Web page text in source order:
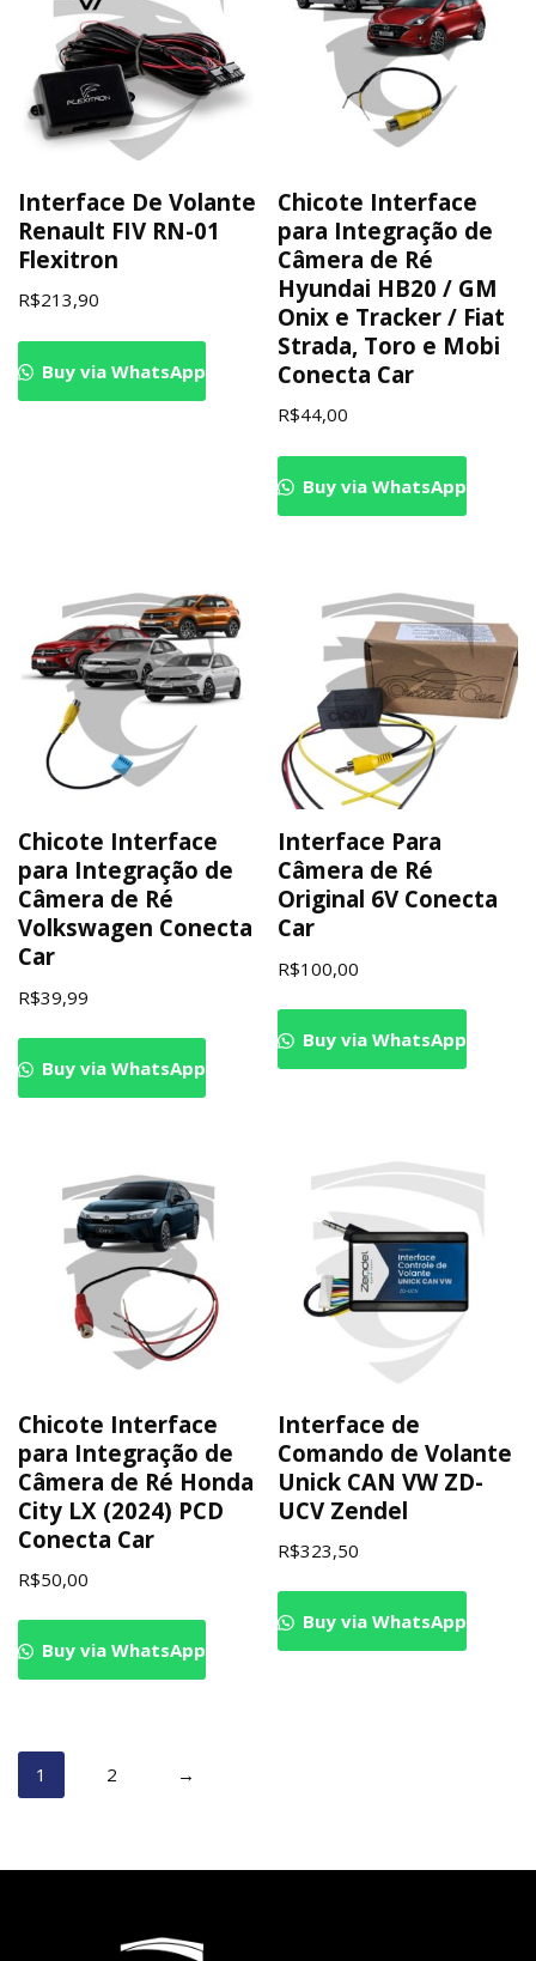
Interface De Volante
Renault FIV RN-01
Flexitron
R$213,90
Buy via WhatsApp
Chicote Interface
para Integração de
Câmera de Ré
Hyundai HB20 / GM
Onix e Tracker / Fiat
Strada, Toro e Mobi
Conecta Car
R$44,00
Buy via WhatsApp
Chicote Interface
para Integração de
Câmera de Ré
Volkswagen Conecta
Car
R$39,99
Buy via WhatsApp
Interface Para
Câmera de Ré
Original 6V Conecta
Car
R$100,00
Buy via WhatsApp
Chicote Interface
para Integração de
Câmera de Ré Honda
City LX (2024) PCD
Conecta Car
R$50,00
Buy via WhatsApp
Interface de
Comando de Volante
Unick CAN VW ZD-
UCV Zendel
R$323,50
Buy via WhatsApp
1 2 →